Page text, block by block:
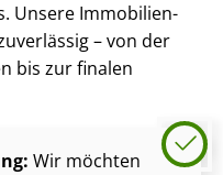
Unsere Im­mo­bi­li­en­
– von der
bis zur finalen
Wir möchten